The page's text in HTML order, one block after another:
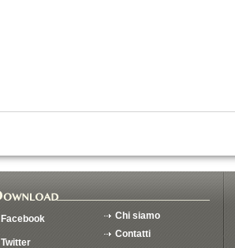
Facebook
Twitter
Chi siamo
Contatti